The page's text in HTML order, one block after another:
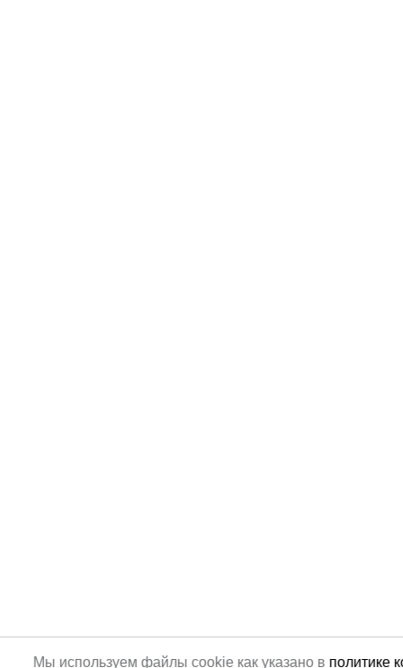
Мы используем файлы cookie как указано в политике